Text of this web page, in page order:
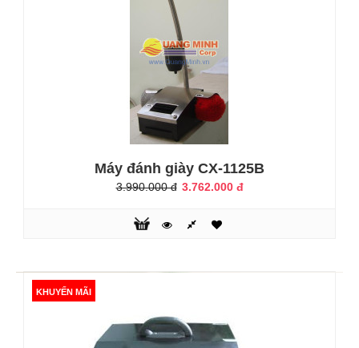
5.600.000 đ 4.200.000 đ
Bạn luôn muốn ngoại hình của mình hoàn hảo nhất mỗi khi
ra ngoài? Bạn muốn tạo dựng cho mình một phong thái thật
Máy đánh giày CX-1125B
3.990.000 đ 3.762.000 đ
KHUYẾN MÃI